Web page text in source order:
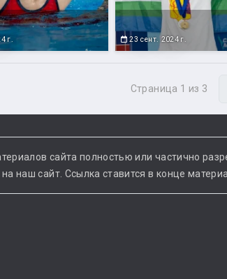
г. 23 сент. 2024 г.
Страница 1 из 3
сайта полностью или частично
наш сайт. Ссылка ставится в конце